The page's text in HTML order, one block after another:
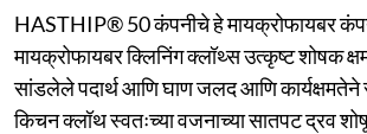
HASTHIP® 50 कंपनीचे हे मायक्रोफायबर
मायक्रोफायबर क्लिनिंग क्लॉथ्स उत्कृष्ट शोषक
सांडलेले पदार्थ आणि घाण जलद आणि
किचन क्लॉथ स्वतःच्या वजनाच्या सातपट द्रव